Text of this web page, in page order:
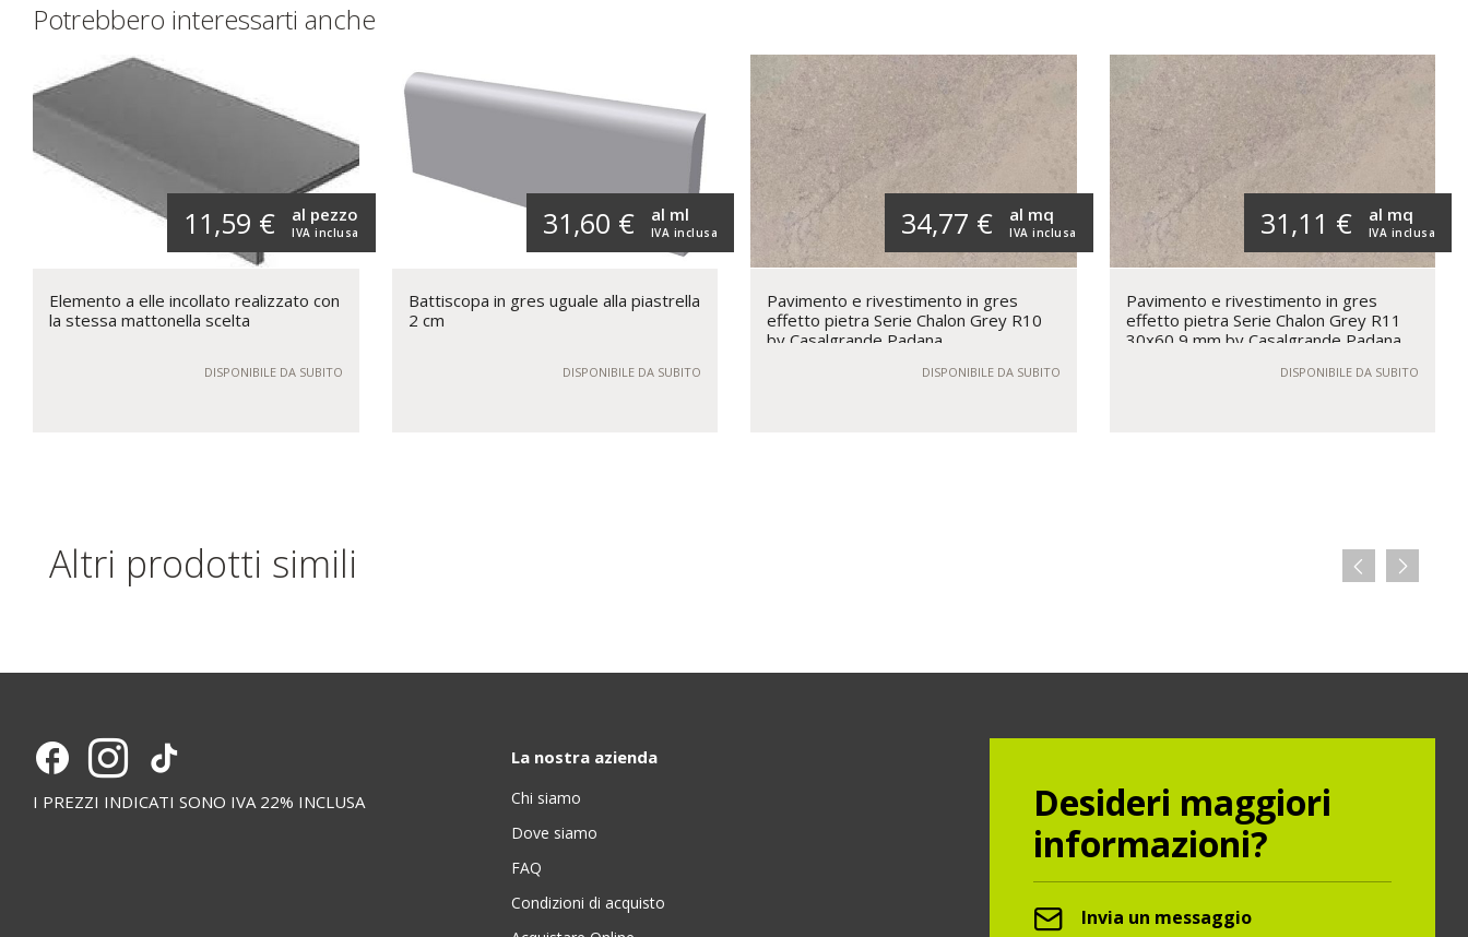
Potrebbero interessarti anche
11,59 € IVA inclusa
al pezzo
Elemento a elle incollato realizzato con
la stessa mattonella scelta
DISPONIBILE DA SUBITO
31,60 € IVA inclusa
al ml
Battiscopa in gres uguale alla piastrella
2 cm
DISPONIBILE DA SUBITO
34,77 € IVA inclusa
al mq
Pavimento e rivestimento in gres
effetto pietra Serie Chalon Grey R10
by Casalgrande Padana
DISPONIBILE DA SUBITO
31,11 € IVA inclusa
al mq
Pavimento e rivestimento in gres
effetto pietra Serie Chalon Grey R11
30x60 9 mm by Casalgrande Padana
DISPONIBILE DA SUBITO
Altri prodotti simili
I PREZZI INDICATI SONO IVA 22% INCLUSA
La nostra azienda
Chi siamo
Dove siamo
FAQ
Condizioni di acquisto
Desideri maggiori
informazioni?
Invia un messaggio